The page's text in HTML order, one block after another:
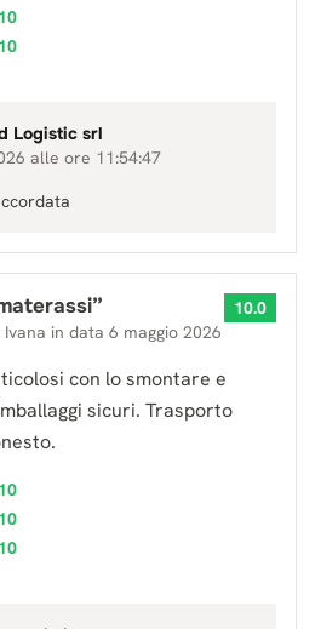
10
10
Logistic srl
alle ore 11:54:47
”
Ivana in data 6 maggio 2026
10.0
con lo smontare e
sicuri. Trasporto
10
10
10